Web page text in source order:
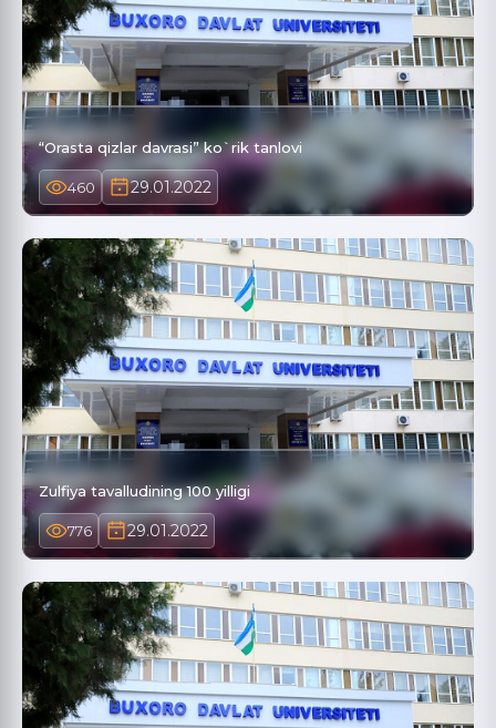
“Orasta qizlar davrasi” ko`rik tanlovi
460 29.01.2022
Zulfiya tavalludining 100 yilligi
776 29.01.2022